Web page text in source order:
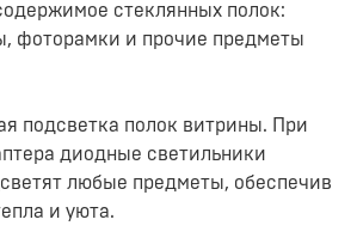
стеклянных полок:
фоторамки и прочие предметы
подсветка полок витрины. При
диодные светильники
любые предметы, обеспечив
и уюта.